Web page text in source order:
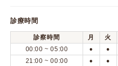
診療時間
診察時間 月 火
00:00 ~ 05:00
● ●
21:00 ~ 00:00 ● ●